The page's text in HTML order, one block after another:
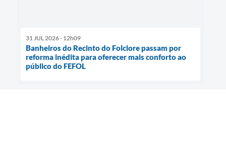
31 JUL 2026 - 12h09
Banheiros do Recinto do Folclore passam por
reforma inédita para oferecer mais conforto ao
público do FEFOL